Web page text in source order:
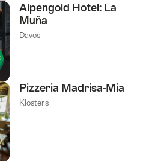
Alpengold Hotel: La
Muña
Davos
Pizzeria Madrisa-Mia
Klosters